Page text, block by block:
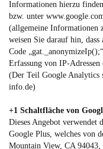
Informationen hierzu
bzw. unter
(allgemeine Informationen
weisen Sie darauf hin,
Code
Erfassung von IP-
(Der Teil Google Analytics
info.de)
+1 Schaltfläche von
Dieses Angebot verwendet
Google Plus, welches von
Mountain View, CA